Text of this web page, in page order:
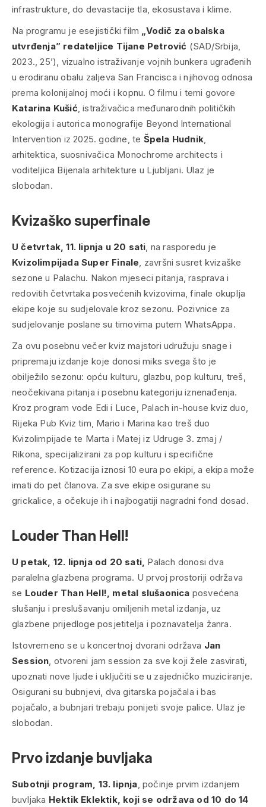
infrastrukture, do devastacije tla, ekosustava i klime.
Na programu je esejistički film
„Vodič za obalska
utvrđenja” redateljice Tijane Petrović (SAD/Srbija,
2023., 25’), vizualno istraživanje vojnih bunkera ugrađenih
u erodiranu obalu zaljeva San Francisca i njihovog odnosa
prema kolonijalnoj moći i kopnu. O filmu i temi govore
Katarina Kušić , istraživačica međunarodnih političkih
ekologija i autorica monografije Beyond International
Intervention iz 2025. godine, te Špela Hudnik
arhitektica, suosnivačica Monochrome architects i
voditeljica Bijenala arhitekture u Ljubljani. Ulaz je
slobodan.
Kvizaško superfinale
U četvrtak, 11. lipnja u 20 sati , na rasporedu je
Kvizolimpijada Super Finale , završni susret kvizaške
sezone u Palachu. Nakon mjeseci pitanja, rasprava i
redovitih četvrtaka posvećenih kvizovima, finale okuplja
ekipe koje su sudjelovale kroz sezonu. Pozivnice za
sudjelovanje poslane su timovima putem WhatsAppa.
Za ovu posebnu večer kviz majstori udružuju snage i
pripremaju izdanje koje donosi miks svega što je
obilježilo sezonu: opću kulturu, glazbu, pop kulturu, treš,
neočekivana pitanja i posebnu kategoriju iznenađenja.
Kroz program vode Edi i Luce, Palach in-house kviz duo,
Rijeka Pub Kviz tim, Mario i Marina kao treš duo
Kvizolimpijade te Marta i Matej iz Udruge 3. zmaj /
Rikona, specijalizirani za pop kulturu i specifične
reference. Kotizacija iznosi 10 eura po ekipi, a ekipa može
imati do pet članova. Za sve ekipe osigurane su
grickalice, a očekuje ih i najbogatiji nagradni fond dosad.
Louder Than Hell!
U petak, 12. lipnja od 20 sati, Palach donosi dva
paralelna glazbena programa. U prvoj prostoriji održava
se Louder Than Hell!, metal slušaonica posvećena
slušanju i preslušavanju omiljenih metal izdanja, uz
glazbene prijedloge posjetitelja i poznavatelja žanra.
Istovremeno se u koncertnoj dvorani održava Jan
Session , otvoreni jam session za sve koji žele zasvirati,
upoznati nove ljude i uključiti se u zajedničko muziciranje.
Osigurani su bubnjevi, dva gitarska pojačala i bas
pojačalo, a bubnjari trebaju ponijeti svoje palice. Ulaz je
slobodan.
Prvo izdanje buvljaka
Subotnji program, 13. lipnja , počinje prvim izdanjem
buvljaka Hektik Eklektik, koji se održava od 10 do 14